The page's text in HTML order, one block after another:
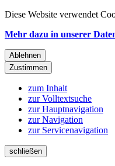
Diese Website verwendet
Mehr dazu in unserer
Ablehnen
Zustimmen
zum Inhalt
zur Volltextsuche
zur Hauptnavigation
zur Navigation
zur Servicenavigation
schließen